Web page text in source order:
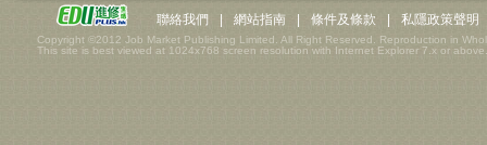
聯絡我們 網站指南 條件及條款 私隱政策聲明
Copyright ©2012 Job Market Publishing Limited. All Right Reserved. Reproduction in
This site is best viewed at 1024x768 screen resolution with Internet Explorer 7.x or